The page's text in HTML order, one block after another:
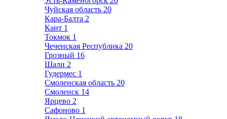
Чуйская область 20
Кара-Балта 2
Кант 1
Токмок 1
Чеченская Республика 20
Грозный 16
Шали 2
Гудермес 1
Смоленская область 20
Смоленск 14
Ярцево 2
Сафоново 1